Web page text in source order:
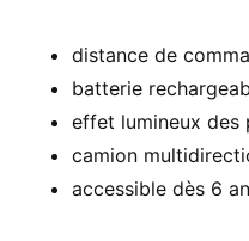
distance de
batterie
effet lumineux des
camion
accessible dès 6